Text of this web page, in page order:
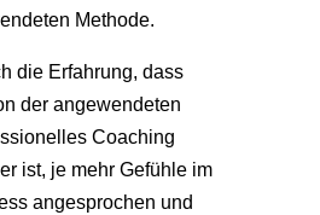
Methode.
die Erfahrung, dass
der angewendeten
Coaching
ist, je mehr Gefühle im
angesprochen und